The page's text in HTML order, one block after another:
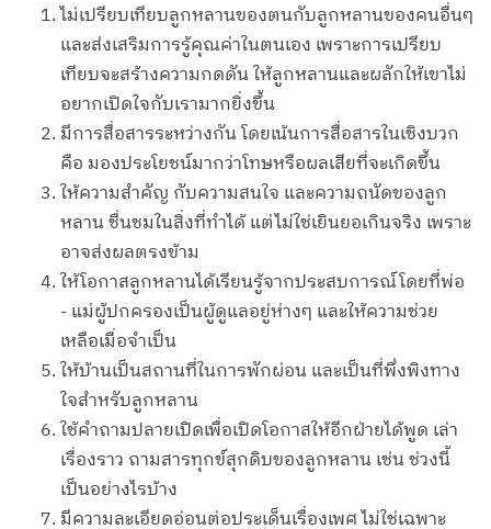
ไม่เปรียบเทียบลูกหลานของตนกับลูกหลานของคนอื่นๆ
และส่งเสริมการรู้คุณค่าในตนเอง เพราะการเปรียบ
เทียบจะสร้างความกดดัน ให้ลูกหลานและผลักให้เขาไม่
อยากเปิดใจกับเรามากยิ่งขึ้น
มีการสื่อสารระหว่างกัน โดยเน้นการสื่อสารในเชิงบวก
คือ มองประโยชน์มากว่าโทษหรือผลเสียที่จะเกิดขึ้น
ให้ความสำคัญ กับความสนใจ และความถนัดของลูก
หลาน ชื่นชมในสิ่งที่ทำได้ แต่ไม่ใช่เยินยอเกินจริง เพราะ
อาจส่งผลตรงข้าม
ให้โอกาสลูกหลานได้เรียนรู้จากประสบการณ์โดยที่พ่อ
- แม่ผู้ปกครองเป็นผู้ดูแลอยู่ห่างๆ และให้ความช่วย
เหลือเมื่อจำเป็น
ให้บ้านเป็นสถานที่ในการพักผ่อน และเป็นที่พึ่งพิงทาง
ใจสำหรับลูกหลาน
ใช้คำถามปลายเปิดเพื่อเปิดโอกาสให้อีกฝ่ายได้พูด เล่า
เรื่องราว ถามสารทุกข์สุกดิบของลูกหลาน เช่น ช่วงนี้
เป็นอย่างไรบ้าง
มีความละเอียดอ่อนต่อประเด็นเรื่องเพศ ไม่ใช่เฉพาะ